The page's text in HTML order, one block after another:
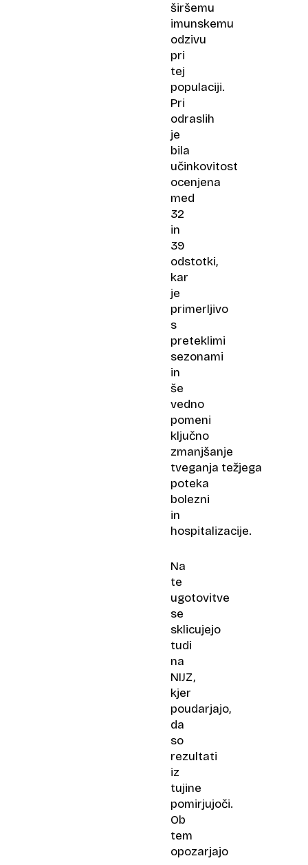
širšemu
imunskemu
odzivu
pri
tej
populaciji.
Pri
odraslih
je
bila
učinkovitost
ocenjena
med
32
in
39
odstotki,
kar
je
primerljivo
s
preteklimi
sezonami
in
še
vedno
pomeni
ključno
zmanjšanje
tveganja težjega
poteka
bolezni
in
hospitalizacije.
Na
te
ugotovitve
se
sklicujejo
tudi
na
NIJZ,
kjer
poudarjajo,
da
so
rezultati
iz
tujine
pomirjujoči.
Ob
tem
opozarjajo